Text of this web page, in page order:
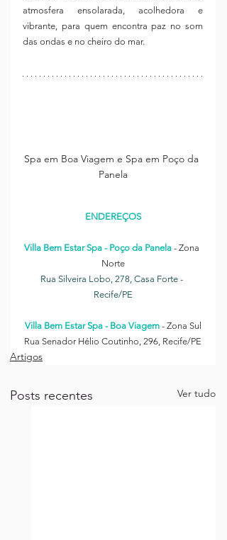
atmosfera ensolarada, acolhedora e
vibrante, para quem encontra paz no som
das ondas e no cheiro do mar.
Spa em Boa Viagem e Spa em Poço da
Panela
ENDEREÇOS
Villa Bem Estar Spa - Poço da Panela - Zona
Norte
Rua Silveira Lobo, 278, Casa Forte -
Recife/PE
Villa Bem Estar Spa - Boa Viagem - Zona Sul
Rua Senador Hélio Coutinho, 296, Recife/PE
Artigos
Posts recentes Ver tudo